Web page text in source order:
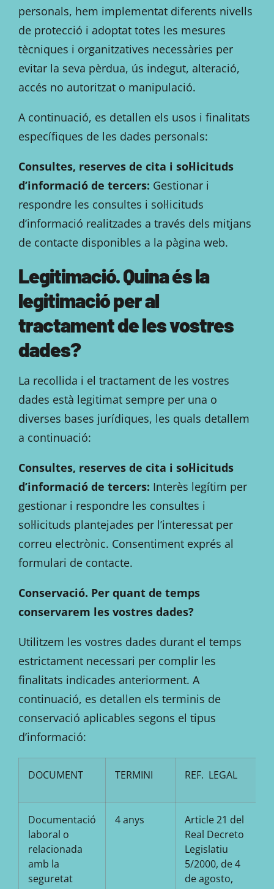
personals, hem implementat diferents nivells
de protecció i adoptat totes les mesures
tècniques i organitzatives necessàries per
evitar la seva pèrdua, ús indegut, alteració,
accés no autoritzat o manipulació.
A continuació, es detallen els usos i finalitats
específiques de les dades personals:
Consultes, reserves de cita i sol·licituds
d’informació de tercers: Gestionar i
respondre les consultes i sol·licituds
d’informació realitzades a través dels mitjans
de contacte disponibles a la pàgina web.
Legitimació. Quina és la
legitimació per al
tractament de les vostres
dades?
La recollida i el tractament de les vostres
dades està legitimat sempre per una o
diverses bases jurídiques, les quals detallem
a continuació:
Consultes, reserves de cita i sol·licituds
d’informació de tercers: Interès legítim per
gestionar i respondre les consultes i
sol·licituds plantejades per l’interessat per
correu electrònic. Consentiment exprés al
formulari de contacte.
Conservació. Per quant de temps
conservarem les vostres dades?
Utilitzem les vostres dades durant el temps
estrictament necessari per complir les
finalitats indicades anteriorment. A
continuació, es detallen els terminis de
conservació aplicables segons el tipus
d’informació:
DOCUMENT TERMINI REF. LEGAL
Documentació
laboral o
relacionada
amb la
seguretat
4 anys
Article 21 del
Real Decreto
Legislatiu
5/2000, de 4
de agosto,